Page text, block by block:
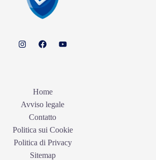
Home
Avviso legale
Contatto
Politica sui Cookie
Politica di Privacy
Sitemap